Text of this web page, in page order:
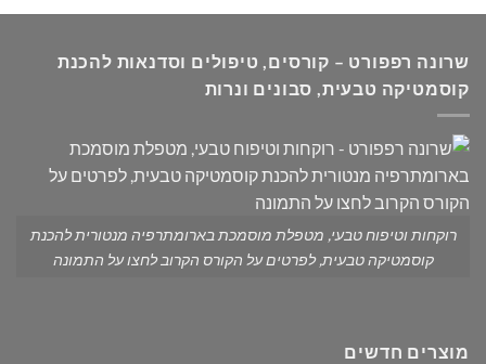
שרונה רפפורט – קורסים, טיפולים וסדנאות להכנת
קוסמטיקה טבעית, סבונים ונרות
רוקחות וטיפוח טבעי, מטפלת מוסמכת בארומתרפיה מנטורית להכנת
קוסמטיקה טבעית, לפרטים על הקורס הקרוב לחצו על התמונה
מוצרים חדשים